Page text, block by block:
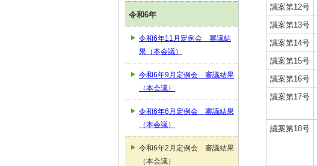
議案第12号
議案第13号
議案第14号
議案第15号
議案第16号
議案第17号
議案第18号
令和6年
令和6年11月定例会 審議結
果（本会議）
令和6年9月定例会 審議結果
（本会議）
令和6年6月定例会 審議結果
（本会議）
令和6年2月定例会 審議結果
（本会議）